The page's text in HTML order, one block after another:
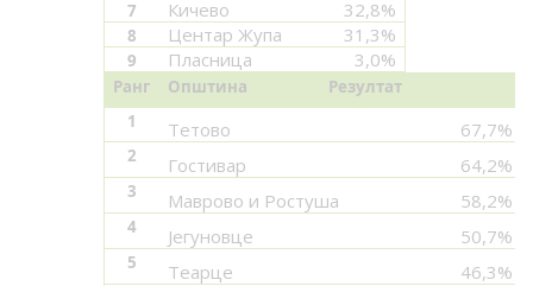
7 Кичево 32,8%
8 Центар Жупа 31,3%
9 Пласница 3,0%
Ранг Општина
Резултат
1
Тетово 67,7%
2 Гостивар 64,2%
3 Маврово и Ростуша 58,2%
4 Јегуновце 50,7%
5 Теарце 46,3%